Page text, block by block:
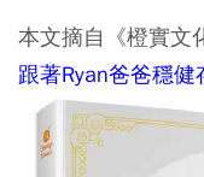
本文摘自《橙實文
跟著Ryan爸爸穩